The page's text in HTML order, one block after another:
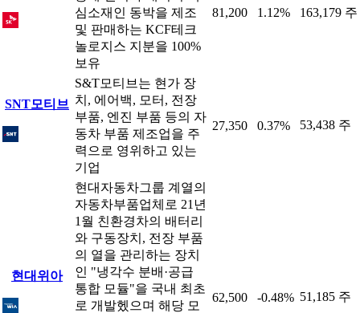
심소재인 동박을 제조
및 판매하는 KCF테크
놀로지스 지분을 100%
보유
81,200 1.12% 163,179 주
SNT모티브
S&T모티브는 현가 장
치, 에어백, 모터, 전장
부품, 엔진 부품 등의 자
동차 부품 제조업을 주
력으로 영위하고 있는
기업
27,350 0.37% 53,438 주
현대위아
현대자동차그룹 계열의
자동차부품업체로 21년
1월 친환경차의 배터리
와 구동장치, 전장 부품
의 열을 관리하는 장치
인 "냉각수 분배·공급
통합 모듈"을 국내 최초
로 개발헸으며 해당 모
62,500 -0.48% 51,185 주